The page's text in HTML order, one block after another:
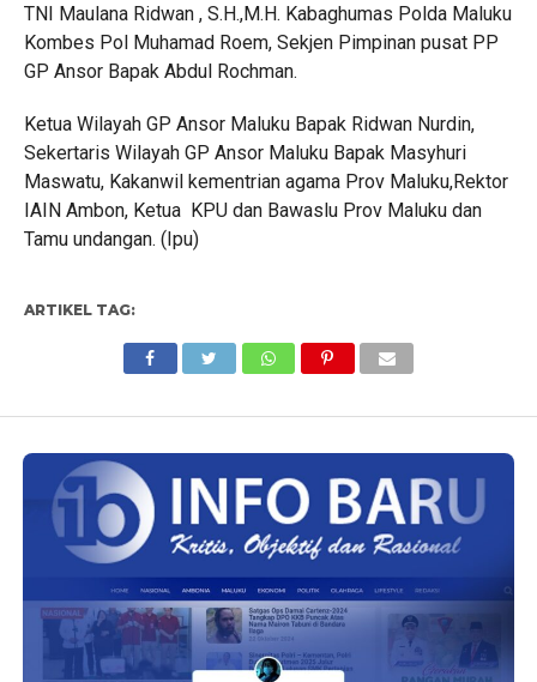
TNI Maulana Ridwan , S.H.,M.H. Kabaghumas Polda Maluku
Kombes Pol Muhamad Roem, Sekjen Pimpinan pusat PP
GP Ansor Bapak Abdul Rochman.
Ketua Wilayah GP Ansor Maluku Bapak Ridwan Nurdin,
Sekertaris Wilayah GP Ansor Maluku Bapak Masyhuri
Maswatu, Kakanwil kementrian agama Prov Maluku,Rektor
IAIN Ambon, Ketua KPU dan Bawaslu Prov Maluku dan
Tamu undangan. (Ipu)
ARTIKEL TAG: